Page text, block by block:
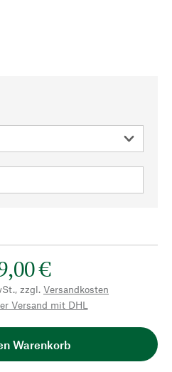
€
zzgl. Versandkosten
Versand mit DHL
Warenkorb